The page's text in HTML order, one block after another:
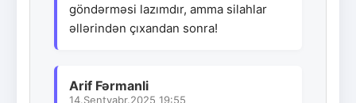
göndərməsi lazımdır, amma silahlar
əllərindən çıxandan sonra!
Arif Fərmanli
14.Sentyabr.2025 19:55